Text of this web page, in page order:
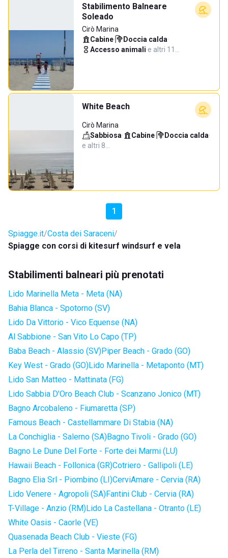
Stabilimento Balneare
Soleado
Cirò Marina
Cabine· Doccia calda·
Accesso animali·e altri 11…
White Beach
Cirò Marina
Sabbiosa· Cabine· Doccia calda·
e altri 8…
1
Spiagge.it Costa dei Saraceni
Spiagge con corsi di kitesurf windsurf e vela
Stabilimenti balneari più prenotati
Lido Marinella Meta - Meta (NA)
Bahia Blanca - Spotorno (SV)
Lido Da Vittorio - Vico Equense (NA)
Al Sabbione - San Vito Lo Capo (TP)
Baba Beach - Alassio (SV)Piper Beach - Grado (GO)
Key West - Grado (GO)Lido Marinella - Metaponto (MT)
Lido San Matteo - Mattinata (FG)
Lido Sabbia D'Oro Beach Club - Scanzano Jonico (MT)
Bagno Arcobaleno - Fiumaretta (SP)
Famous Beach - Castellammare Di Stabia (NA)
La Conchiglia - Salerno (SA)Bagno Tivoli - Grado (GO)
Bagno Le Dune Del Forte - Forte dei Marmi (LU)
Hawaii Beach - Follonica (GR)Cotriero - Gallipoli (LE)
Bagno Elia Srl - Piombino (LI)CerviAmare - Cervia (RA)
Lido Venere - Agropoli (SA)Fantini Club - Cervia (RA)
T-Village - Anzio (RM)Lido La Castellana - Otranto (LE)
White Oasis - Caorle (VE)
Quasenada Beach Club - Vieste (FG)
La Perla del Tirreno - Santa Marinella (RM)